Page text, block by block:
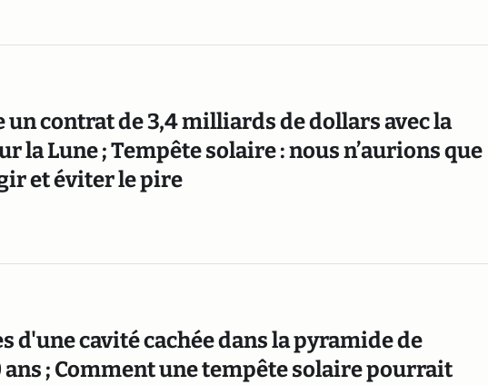
contrat de 3,4 milliards de dollars avec la
la Lune ; Tempête solaire : nous n’aurions que
et éviter le pire
d'une cavité cachée dans la pyramide de
; Comment une tempête solaire pourrait